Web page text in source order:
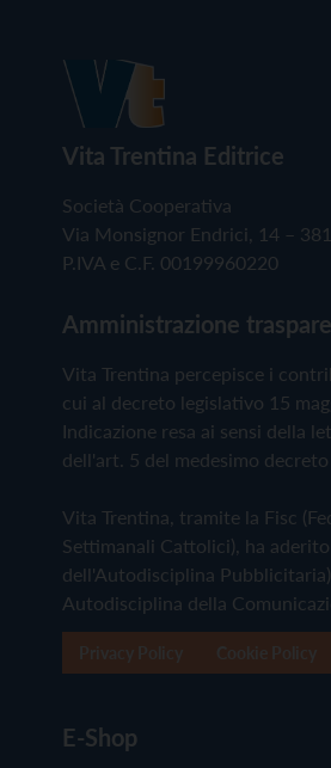
Vita Trentina Editrice
Società Cooperativa
Via Monsignor Endrici, 14 –
P.IVA e C.F. 00199960220
Amministrazione
Vita Trentina percepisce i
cui al decreto legislativo 15
Indicazione resa ai sensi della
dell'art. 5 del medesimo decreto
Vita Trentina, tramite la Fisc
Settimanali Cattolici), ha
dell'Autodisciplina
Autodisciplina della
E-Shop